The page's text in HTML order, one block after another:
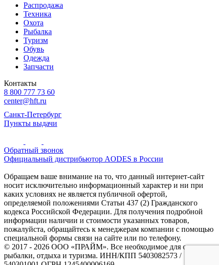
Распродажа
Техника
Охота
Рыбалка
Туризм
Обувь
Одежда
Запчасти
Контакты
8 800 777 73 60
center@hft.ru
Санкт-Петербург
Пункты выдачи
Обратный звонок
Официальный дистрибьютор AODES в России
Обращаем ваше внимание на то, что данный интернет-сайт
носит исключительно информационный характер и ни при
каких условиях не является публичной офертой,
определяемой положениями Статьи 437 (2) Гражданского
кодекса Российской Федерации. Для получения подробной
информации наличии и стоимости указанных товаров,
пожалуйста, обращайтесь к менеджерам компании с помощью
специальной формы связи на сайте или по телефону.
© 2017 - 2026 ООО «ПРАЙМ». Все необходимое для охоты и
рыбалки, отдыха и туризма. ИНН/КПП 5403082573 /